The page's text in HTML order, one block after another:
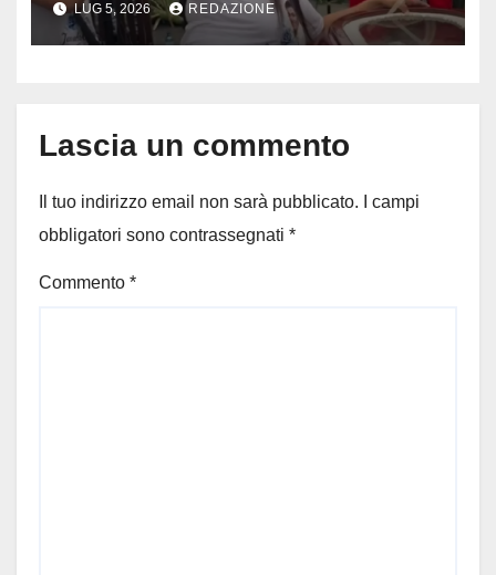
funerale divide milioni di
persone
LUG 5, 2026 REDAZIONE
Lascia un commento
Il tuo indirizzo email non sarà pubblicato.
I campi
obbligatori sono contrassegnati *
Commento *